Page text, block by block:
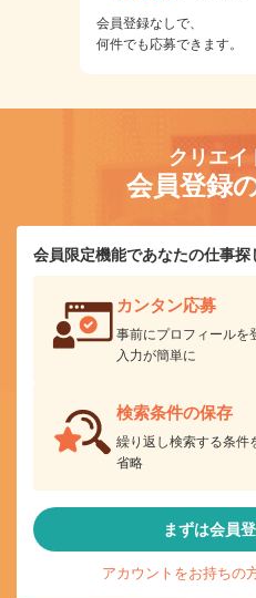
会員登録なしで、
何件でも応募できます。
クリエイ
会員登録
会員限定機能であなたの仕事探
カンタン応募
事前にプロフィールを
入力が簡単に
検索条件の保存
繰り返し検索する条件
省略
まずは会員
アカウントをお持ちの